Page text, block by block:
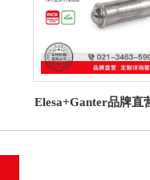
Elesa+Ganter品牌直
簧销 压入式带滚珠